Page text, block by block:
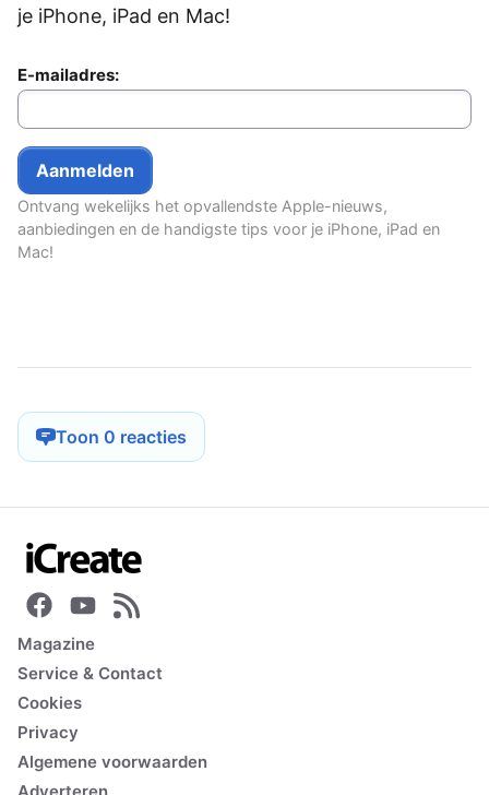
je iPhone, iPad en Mac!
E-mailadres:
Ontvang wekelijks het opvallendste Apple-nieuws,
aanbiedingen en de handigste tips voor je iPhone, iPad en
Mac!
Toon 0 reacties
Magazine
Service & Contact
Cookies
Privacy
Algemene voorwaarden